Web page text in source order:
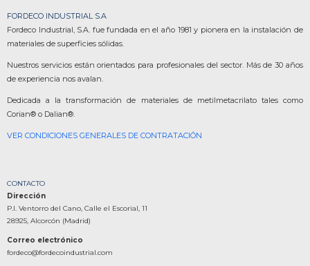
FORDECO INDUSTRIAL S.A
Fordeco Industrial, S.A. fue fundada en el año 1981 y pionera en la instalación de
materiales de superficies sólidas.
Nuestros servicios están orientados para profesionales del sector. Más de 30 años
de experiencia nos avalan.
Dedicada a la transformación de materiales de metilmetacrilato tales como
Corian® o Dalian®.
VER CONDICIONES GENERALES DE CONTRATACIÓN
CONTACTO
Dirección
P.I. Ventorro del Cano, Calle el Escorial, 11
28925, Alcorcón (Madrid)
Correo electrónico
fordeco@fordecoindustrial.com